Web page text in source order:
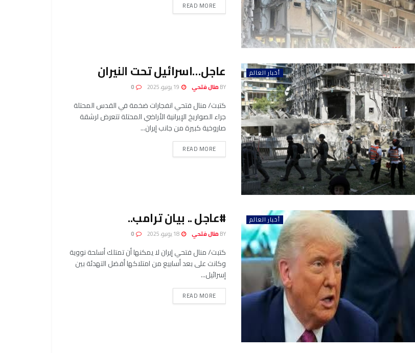
READ MORE
أخبار العالم عاجل…اسرائيل تحت النيران
BYمنال فتحي
كتبت/ منال فتحي انفجارات ضخمة في القدس المحتلة
جراء الصواريخ الإيرانية الأراضي المحتلة تتعرض لرشقة
صاروخية كبيرة من جانب إيران...
READ MORE
أخبار العالم #عاجل .. بيان ترامب..
BYمنال فتحي
كتبت/ منال فتحي إيران لا يمكنها أن تمتلك أسلحة نووية
وكانت على بعد أسابيع من امتلاكها أفضل التهدئة بين
إسرائيل...
READ MORE